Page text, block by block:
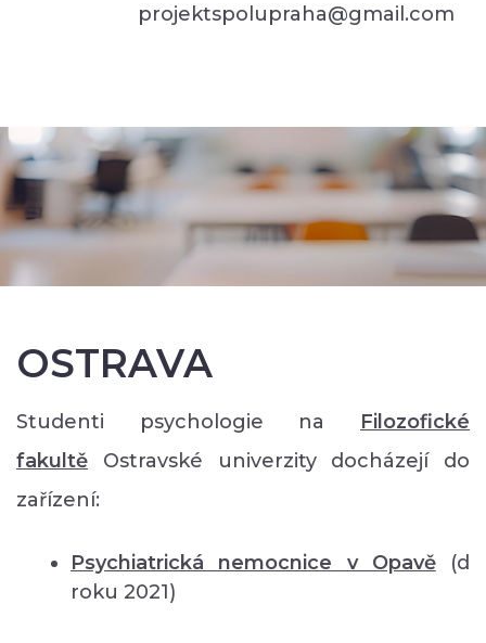
projektspolupraha@gmail.com
OSTRAVA
Studenti psychologie na Filozofické
fakultě Ostravské univerzity docházejí do
zařízení:
Psychiatrická nemocnice v Opavě(d
roku 2021)